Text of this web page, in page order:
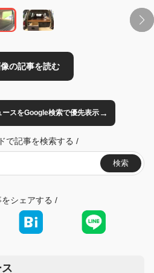
ースをGoogle検索で優先表示→
で記事を検索する /
検索
シェアする /